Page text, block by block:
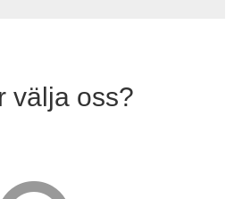
välja oss?